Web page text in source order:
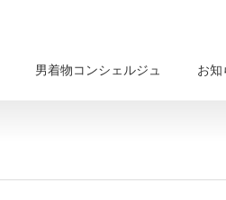
男着物コンシェルジュ お知